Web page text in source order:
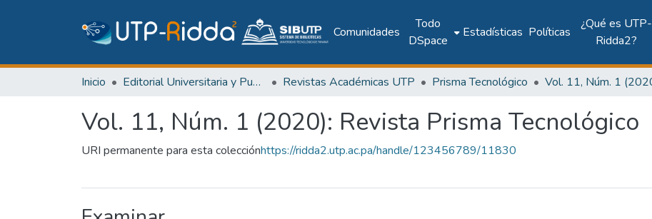
Comunidades
Todo
DSpace
Estadísticas Políticas
¿Qué es UTP-
Ridda2?
Inicio Editorial Universitaria y Publicaciones Seriadas Revistas Académicas UTP Prisma Tecnológico
Vol. 11, Núm. 1 (2020): Revista Prisma Tecnológico
URI permanente para esta colecciónhttps://ridda2.utp.ac.pa/handle/123456789/11830